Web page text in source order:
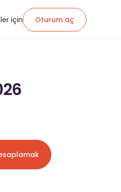
için Oturum aç